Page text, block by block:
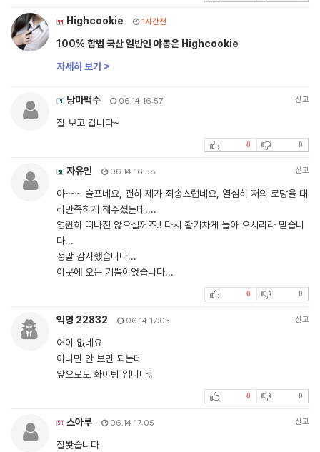
Highcookie 1시간전
100% 합법 국산 일반인 야동은 Highcookie
자세히 보기 >
낭마백수 06.14 16:57 신고
잘 보고 갑니다~
0 0
자유인 06.14 16:58 신고
아~~~ 슬프네요, 괜히 제가 죄송스럽네요, 열심히 저의 로망을 대
리만족하게 해주셨는데....
영원히 떠나진 않으실꺼죠.! 다시 활기차게 돌아 오시리라 믿습니
다...
정말 감사했습니다...
이곳에 오는 기쁨이었습니다...
0 0
익명 22832 06.14 17:03 신고
어이 없네요
아니면 안 보면 되는데
앞으로도 화이팅 입니다!!
0 0
스아루 06.14 17:05 신고
잘봣습니다